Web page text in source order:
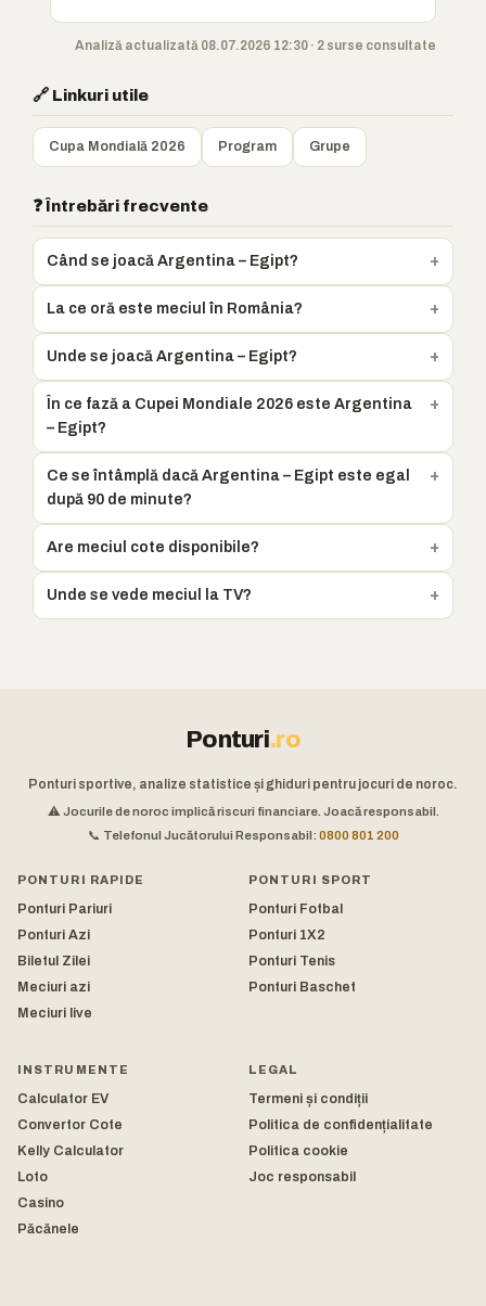
Analiză actualizată 08.07.2026 12:30 · 2 surse consultate
🔗 Linkuri utile
Cupa Mondială 2026 Program Grupe
❓ Întrebări frecvente
Când se joacă Argentina – Egipt?
La ce oră este meciul în România?
Unde se joacă Argentina – Egipt?
În ce fază a Cupei Mondiale 2026 este Argentina
– Egipt?
Ce se întâmplă dacă Argentina – Egipt este egal
după 90 de minute?
Are meciul cote disponibile?
Unde se vede meciul la TV?
Ponturi.ro
Ponturi sportive, analize statistice și ghiduri pentru jocuri de noroc.
⚠️ Jocurile de noroc implică riscuri financiare. Joacă responsabil.
📞 Telefonul Jucătorului Responsabil: 0800 801 200
PONTURI RAPIDE
Ponturi Pariuri
Ponturi Azi
Biletul Zilei
Meciuri azi
Meciuri live
PONTURI SPORT
Ponturi Fotbal
Ponturi 1X2
Ponturi Tenis
Ponturi Baschet
INSTRUMENTE
Calculator EV
Convertor Cote
Kelly Calculator
Loto
Casino
Păcănele
LEGAL
Termeni și condiții
Politica de confidențialitate
Politica cookie
Joc responsabil